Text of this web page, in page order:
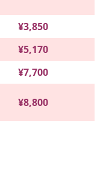
¥3,850
¥5,170
¥7,700
¥8,800